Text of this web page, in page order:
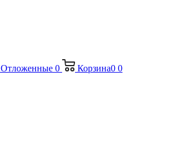
Отложенные 0 Корзина0 0